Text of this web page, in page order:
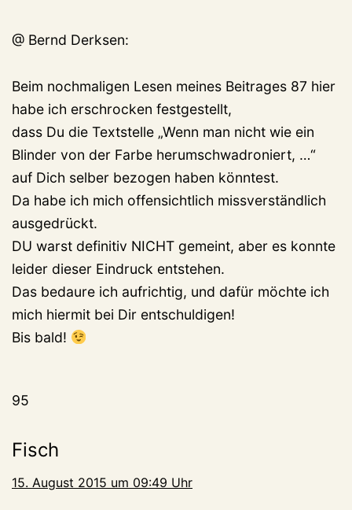
@ Bernd Derksen:
Beim nochmaligen Lesen meines Beitrages 87 hier
habe ich erschrocken festgestellt,
dass Du die Textstelle „Wenn man nicht wie ein
Blinder von der Farbe herumschwadroniert, …“
auf Dich selber bezogen haben könntest.
Da habe ich mich offensichtlich missverständlich
ausgedrückt.
DU warst definitiv NICHT gemeint, aber es konnte
leider dieser Eindruck entstehen.
Das bedaure ich aufrichtig, und dafür möchte ich
mich hiermit bei Dir entschuldigen!
Bis bald!
95
Fisch
15. August 2015 um 09:49 Uhr